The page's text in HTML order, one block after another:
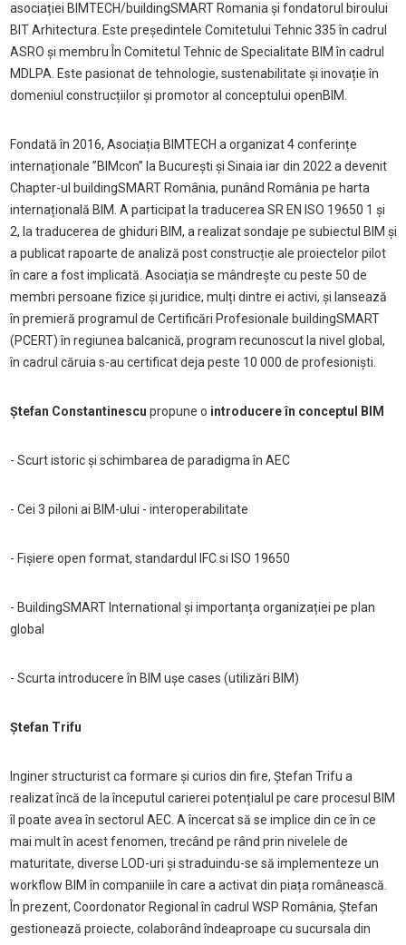
asociației BIMTECH/buildingSMART Romania și fondatorul biroului
BIT Arhitectura. Este președintele Comitetului Tehnic 335 în cadrul
ASRO și membru În Comitetul Tehnic de Specialitate BIM în cadrul
MDLPA. Este pasionat de tehnologie, sustenabilitate și inovație în
domeniul construcțiilor și promotor al conceptului openBIM.
Fondată în 2016, Asociația BIMTECH a organizat 4 conferințe
internaționale ”BIMcon” la București și Sinaia iar din 2022 a devenit
Chapter-ul buildingSMART România, punând România pe harta
internațională BIM. A participat la traducerea SR EN ISO 19650 1 și
2, la traducerea de ghiduri BIM, a realizat sondaje pe subiectul BIM și
a publicat rapoarte de analiză post construcție ale proiectelor pilot
în care a fost implicată. Asociația se mândrește cu peste 50 de
membri persoane fizice și juridice, mulți dintre ei activi, și lansează
în premieră programul de Certificări Profesionale buildingSMART
(PCERT) în regiunea balcanică, program recunoscut la nivel global,
în cadrul căruia s-au certificat deja peste 10 000 de profesioniști.
Ștefan Constantinescu propune o introducere în conceptul BIM
- Scurt istoric și schimbarea de paradigma în AEC
- Cei 3 piloni ai BIM-ului - interoperabilitate
- Fișiere open format, standardul IFC si ISO 19650
- BuildingSMART International și importanța organizației pe plan
global
- Scurta introducere în BIM ușe cases (utilizări BIM)
Ștefan Trifu
Inginer structurist ca formare și curios din fire, Ștefan Trifu a
realizat încă de la începutul carierei potențialul pe care procesul BIM
îl poate avea în sectorul AEC. A încercat să se implice din ce în ce
mai mult în acest fenomen, trecând pe rând prin nivelele de
maturitate, diverse LOD-uri și straduindu-se să implementeze un
workflow BIM în companiile în care a activat din piața românească.
În prezent, Coordonator Regional în cadrul WSP România, Ștefan
gestionează proiecte, colaborând îndeaproape cu sucursala din